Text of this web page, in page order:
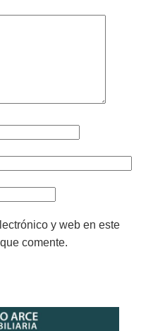
y web en este
comente.